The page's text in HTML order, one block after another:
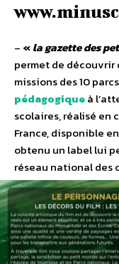
– «la gazette des
permet de découvrir
missions des 10
pédagogiqueà
scolaires, réalisé en
France, disponible
obtenu un label lui
réseau national des